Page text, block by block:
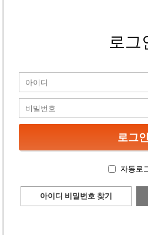
로그
자동로
아이디 비밀번호 찾기